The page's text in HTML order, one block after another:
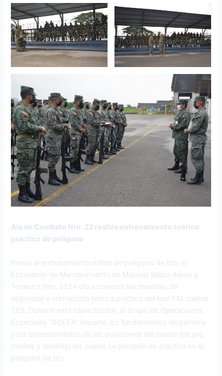
Ala de Combate Nro. 22 realiza entrenamiento teórico
práctico de polígono
Previo al entrenamiento militar de polígono de tiro, el
Escuadrón de Mantenimiento de Material Bélico Aéreo y
Terrestre Nro. 2224 dio a conocer las medidas de
seguridad e instrucción teórica practica del fusil FAL calibre
7,62. Durante esta capacitación, el Grupo de Operaciones
Especiales “GOEFA” impartió los fundamentos de puntería
y los procedimientos de las posiciones del tirador (de pie,
rodillas y tendido) los cuales se pondrán en práctica en el
polígono de tiro.